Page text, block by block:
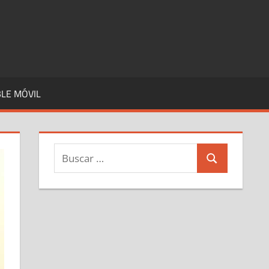
MÓVIL
Buscar:
Buscar